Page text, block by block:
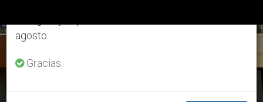
ÚLTIMAS NOTICIAS
agosto.
Gracias.